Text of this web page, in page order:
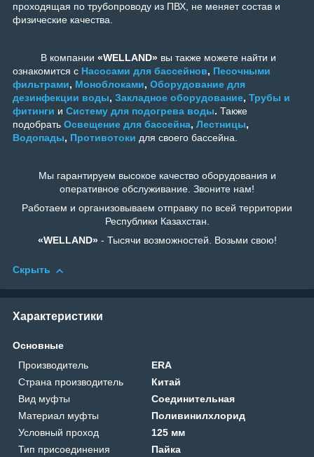
проходящая по трубопроводу из ПВХ, не меняет состав и
физические качества.
В компании «WELLAND» вы также можете найти и
ознакомится с Насосами для бассейнов, Песочными
фильтрами, Моноблоками, Оборудование для
дезинфекции воды, Закладное оборудование, Трубы и
фитинги и Систему для подогрева воды. Также
подобрать Освещение для бассейна, Лестницы,
Водопады, Противотоки для своего бассейна.
Мы гарантируем высокое качество оборудования и
оперативное обслуживание. Звоните нам!
Работаем и организовываем отправку по всей территории
Республики Казахстан.
«WELLAND»- Тысячи возможностей. Возьми свою!
Скрыть
Характеристики
Основные
Производитель
ERA
Страна производитель
Китай
Вид муфты
Соединительная
Материал муфты
Поливинилхлорид
Условный проход
125 мм
Тип присоединения
Пайка